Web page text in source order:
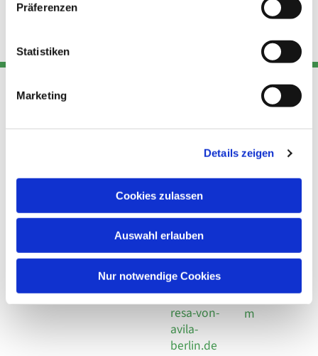
Präferenzen
Statistiken
Marketing
Details zeigen
Cookies zulassen
Auswahl erlauben
Nur notwendige Cookies
Adresse
Kirchengemeinde Pfarrei
Hl. Theresa von Avila Berlin
Leitender Pfarrer - Norbert
Behaimstr. 39
Kont
Telefon
+49 30
924 64 28
Fax +49
30 924 54
18
E-Mail
info@the
resa-von-
avila-
berlin.de
Links
Datensch
utz
Social
Impressu
m